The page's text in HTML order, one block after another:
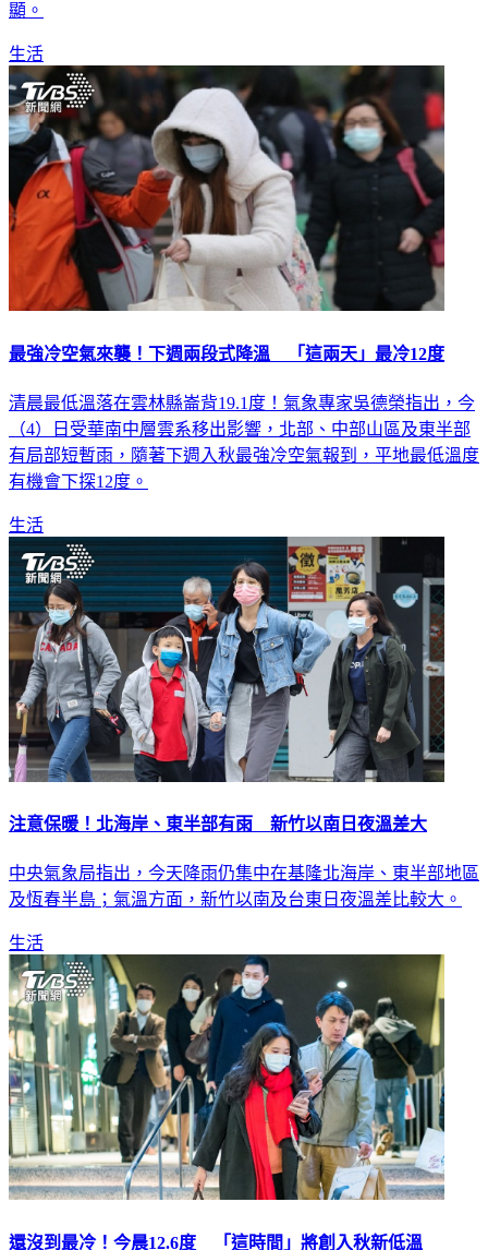
顯。
生活
最強冷空氣來襲！下週兩段式降溫 「這兩天」最冷12度
清晨最低溫落在雲林縣崙背19.1度！氣象專家吳德榮指出，今
（4）日受華南中層雲系移出影響，北部、中部山區及東半部
有局部短暫雨，隨著下週入秋最強冷空氣報到，平地最低溫度
有機會下探12度。
生活
注意保暖！北海岸、東半部有雨 新竹以南日夜溫差大
中央氣象局指出，今天降雨仍集中在基隆北海岸、東半部地區
及恆春半島；氣溫方面，新竹以南及台東日夜溫差比較大。
生活
還沒到最冷！今晨12.6度 「這時間」將創入秋新低溫